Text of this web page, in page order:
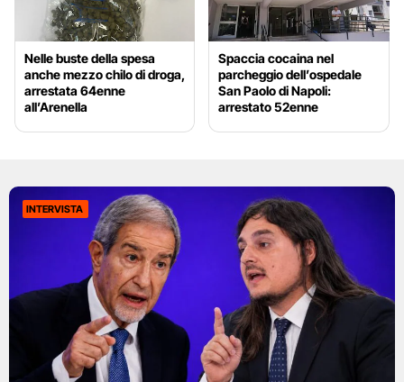
Nelle buste della spesa
anche mezzo chilo di droga,
arrestata 64enne
all’Arenella
Spaccia cocaina nel
parcheggio dell’ospedale
San Paolo di Napoli:
arrestato 52enne
INTERVISTA